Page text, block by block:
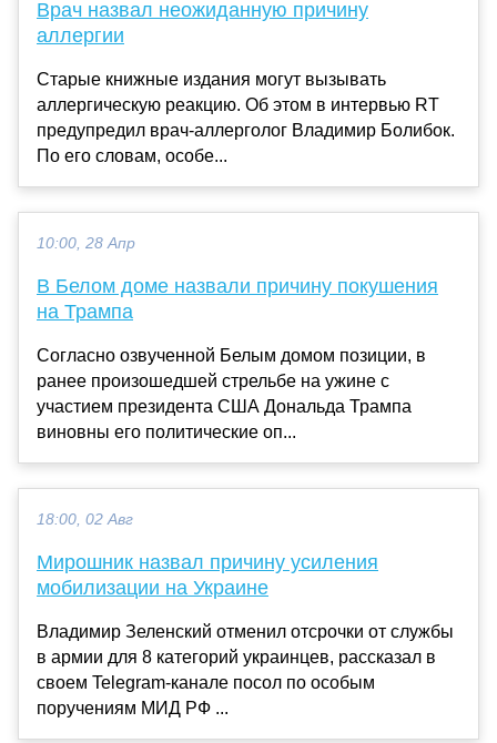
Врач назвал неожиданную причину
аллергии
Старые книжные издания могут вызывать
аллергическую реакцию. Об этом в интервью RT
предупредил врач-аллерголог Владимир Болибок.
По его словам, особе...
10:00, 28 Апр
В Белом доме назвали причину покушения
на Трампа
Согласно озвученной Белым домом позиции, в
ранее произошедшей стрельбе на ужине с
участием президента США Дональда Трампа
виновны его политические оп...
18:00, 02 Авг
Мирошник назвал причину усиления
мобилизации на Украине
Владимир Зеленский отменил отсрочки от службы
в армии для 8 категорий украинцев, рассказал в
своем Telegram-канале посол по особым
поручениям МИД РФ ...